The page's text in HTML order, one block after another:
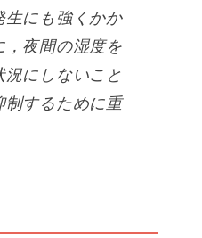
生にも強くかか
，夜間の湿度を
にしないこと
制するために重